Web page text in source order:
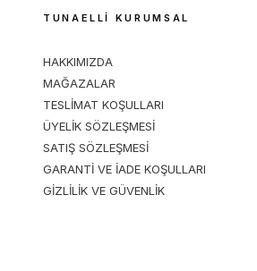
TUNAELLİ KURUMSAL
HAKKIMIZDA
MAĞAZALAR
TESLİMAT KOŞULLARI
ÜYELİK SÖZLEŞMESİ
SATIŞ SÖZLEŞMESİ
GARANTİ VE İADE KOŞULLARI
GİZLİLİK VE GÜVENLİK